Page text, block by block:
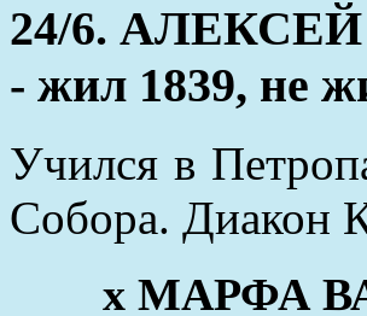
24/6.
- жил 1839, не
Учился в
Собора. Диакон
x МАРФА